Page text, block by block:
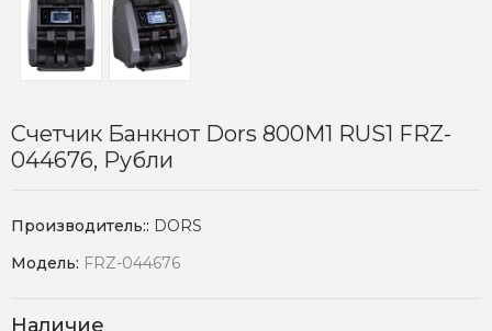
Счетчик Банкнот Dors 800M1 RUS1 FRZ-
044676, Рубли
Производитель:: DORS
Модель: FRZ-044676
Наличие